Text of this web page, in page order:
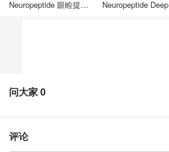
Neuropeptide 眼睑提升
Neuropeptide Deep
问大家0
评论